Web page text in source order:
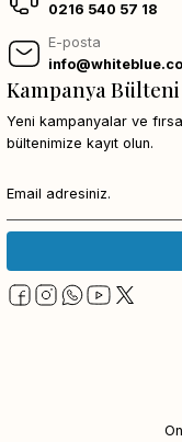
0216 540 57 18
E-posta
Kampanya Bülteni
Yeni kampanyalar ve
bültenimize kayıt olun.